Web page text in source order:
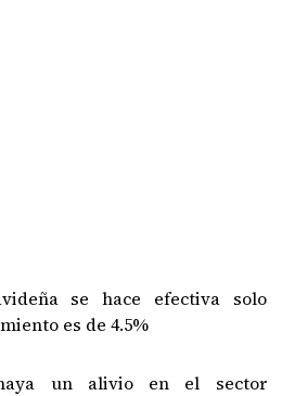
se hace efectiva solo
es de 4.5%
un alivio en el sector